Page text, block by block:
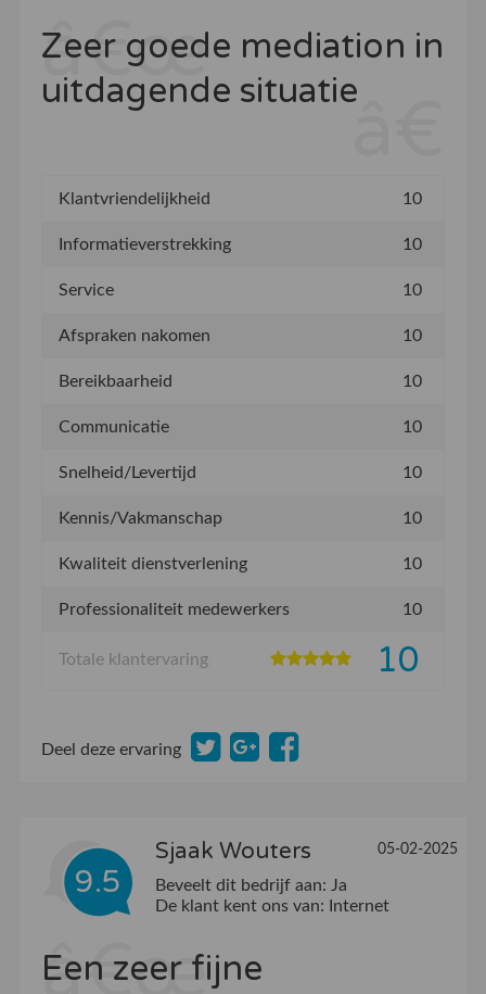
Zeer goede mediation in
uitdagende situatie
Klantvriendelijkheid 10
Informatieverstrekking 10
Service 10
Afspraken nakomen 10
Bereikbaarheid 10
Communicatie 10
Snelheid/Levertijd 10
Kennis/Vakmanschap 10
Kwaliteit dienstverlening 10
Professionaliteit medewerkers 10
Totale klantervaring 10
Deel deze ervaring
9.5
Sjaak Wouters 05-02-2025
Beveelt dit bedrijf aan: Ja
De klant kent ons van:
Internet
Een zeer fijne